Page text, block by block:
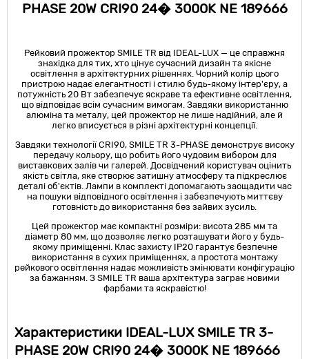
PHASE 20W CRI90 24� 3000K NE 189666
Рейковий прожектор SMILE TR від IDEAL-LUX — це справжня
знахідка для тих, хто цінує сучасний дизайн та якісне
освітлення в архітектурних рішеннях. Чорний колір цього
пристрою надає елегантності і стилю будь-якому інтер'єру, а
потужність 20 Вт забезпечує яскраве та ефективне освітлення,
що відповідає всім сучасним вимогам. Завдяки використанню
алюміна та металу, цей прожектор не лише надійний, але й
легко вписується в різні архітектурні концепції.
Завдяки технології CRI90, SMILE TR 3-PHASE демонструє високу
передачу кольору, що робить його чудовим вибором для
виставкових залів чи галерей. Досвідчений користувач оцінить
якість світла, яке створює затишну атмосферу та підкреслює
деталі об'єктів. Лампи в комплекті допомагають заощадити час
на пошуки відповідного освітлення і забезпечують миттєву
готовність до використання без зайвих зусиль.
Цей прожектор має компактні розміри: висота 285 мм та
діаметр 80 мм, що дозволяє легко розташувати його у будь-
якому приміщенні. Клас захисту IP20 гарантує безпечне
використання в сухих приміщеннях, а простота монтажу
рейкового освітлення надає можливість змінювати конфігурацію
за бажанням. З SMILE TR ваша архітектура заграє новими
фарбами та яскравістю!
Характеристики IDEAL-LUX SMILE TR 3-
PHASE 20W CRI90 24� 3000K NE 189666